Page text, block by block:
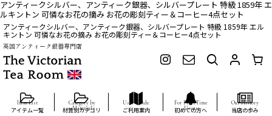
アンティークシルバー、アンティーク銀器、シルバープレート 特級 1859年 エ
ルキントン 可憐なお花の摘み お花の彫刻ティー＆コーヒー4点セット
アンティークシルバー、アンティーク銀器、シルバープレート 特級 1859年 エル
キントン 可憐なお花の摘み お花の彫刻ティー＆コーヒー4点セット
英国アンティーク銀器専門店
アイテム一覧 材質別カテゴリ ご利用案内 初めての方へ 当店の歩み